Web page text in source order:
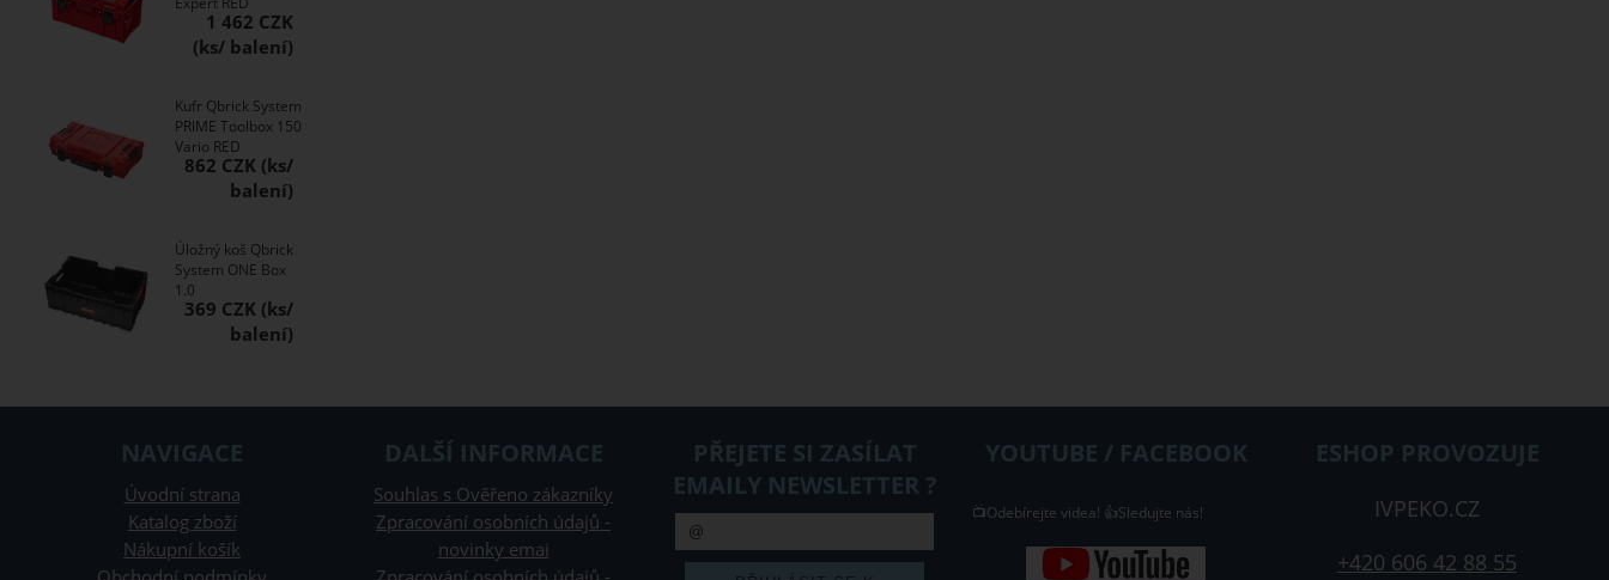
1 462 CZK
Kufr Qbrick System
PRIME Toolbox 150
Vario RED
862 CZK
Úložný koš Qbrick
System ONE Box
1.0
369 CZK
NAVIGACE
Úvodní strana
Katalog zboží
Nákupní košík
DALŠÍ INFORMACE
Souhlas s Ověřeno zákazníky
Zpracování osobních údajů -
novinky emai
PŘEJETE SI ZASÍLAT
EMAILY NEWSLETTER ?
YOUTUBE / FACEBOOK
📺Odebírejte videa! 👍Sledujte nás!
ESHOP PROVOZUJE
IVPEKO.CZ
+420 606 42 88 55